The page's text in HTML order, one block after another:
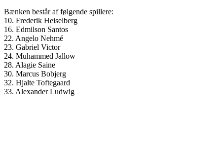
Bænken består af følgende spillere:
10. Frederik Heiselberg
16. Edmilson Santos
22. Angelo Nehmé
23. Gabriel Victor
24. Muhammed Jallow
28. Alagie Saine
30. Marcus Bobjerg
32. Hjalte Toftegaard
33. Alexander Ludwig